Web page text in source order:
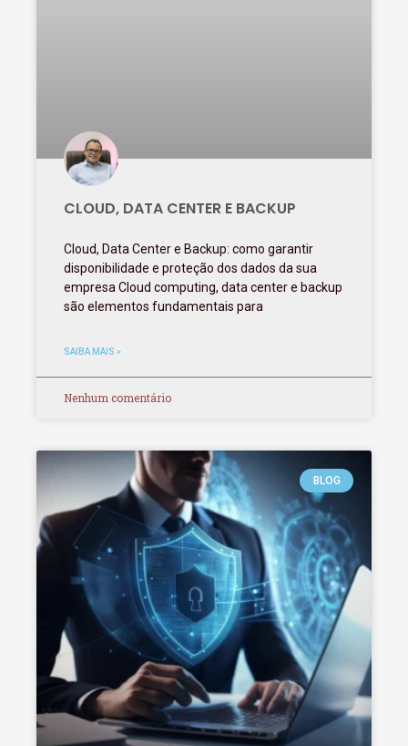
CLOUD, DATA CENTER E BACKUP
Cloud, Data Center e Backup: como garantir
disponibilidade e proteção dos dados da sua
empresa Cloud computing, data center e backup
são elementos fundamentais para
SAIBA MAIS »
Nenhum comentário
BLOG